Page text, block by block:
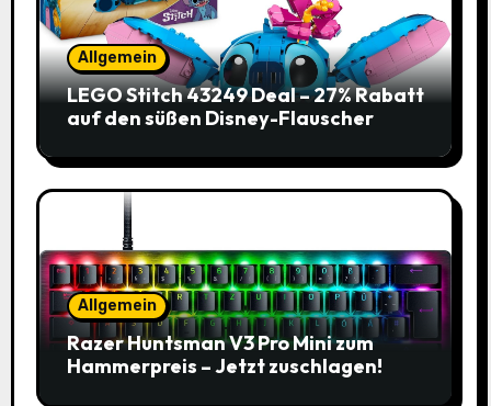
Allgemein
LEGO Stitch 43249 Deal – 27% Rabatt
auf den süßen Disney-Flauscher
Allgemein
Razer Huntsman V3 Pro Mini zum
Hammerpreis – Jetzt zuschlagen!